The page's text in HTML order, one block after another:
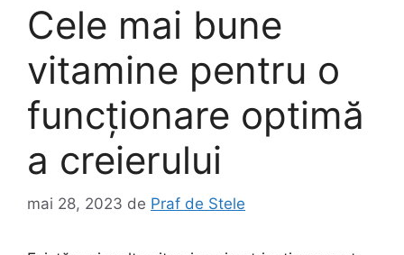
Cele mai bune
vitamine pentru o
funcționare optimă
a creierului
mai 28, 2023 de Praf de Stele